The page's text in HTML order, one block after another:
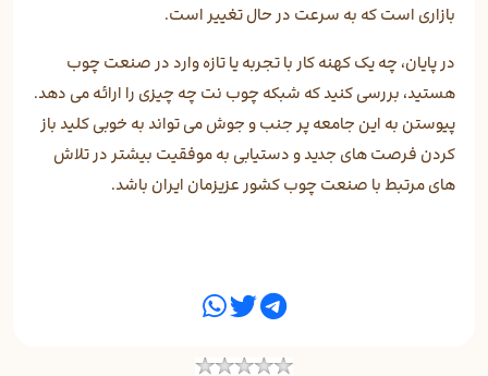
بازاری است که به سرعت در حال تغییر است.
در پایان، چه یک کهنه کار با تجربه یا تازه وارد در صنعت چوب
هستید، بررسی کنید که شبکه چوب نت چه چیزی را ارائه می دهد.
پیوستن به این جامعه پر جنب و جوش می تواند به خوبی کلید باز
کردن فرصت های جدید و دستیابی به موفقیت بیشتر در تلاش
های مرتبط با صنعت چوب کشور عزیزمان ایران باشد.